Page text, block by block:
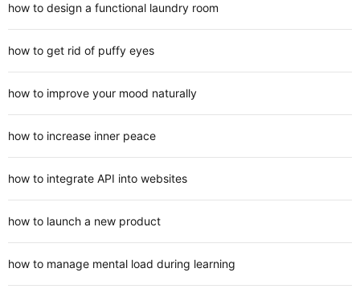
how to design a functional laundry room
how to get rid of puffy eyes
how to improve your mood naturally
how to increase inner peace
how to integrate API into websites
how to launch a new product
how to manage mental load during learning